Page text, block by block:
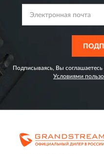
Подписываясь, Вы соглашаетесь
Условиями